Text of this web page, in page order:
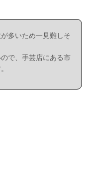
多いため一見難しそ
で、手芸店にある市